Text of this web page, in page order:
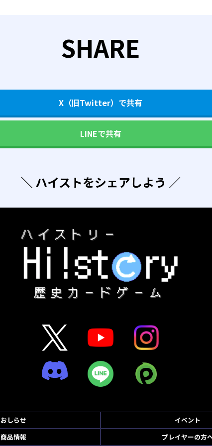
SHARE
X（旧Twitter）で共有
LINEで共有
＼ ハイストをシェアしよう ／
おしらせ
イベント
商品情報
プレイヤーの方